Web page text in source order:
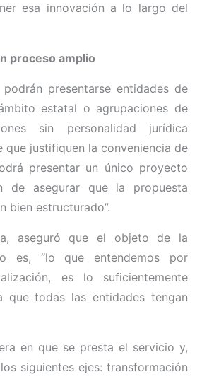
esa innovación a lo largo del
proceso amplio
presentarse entidades de
estatal o agrupaciones de
sin personalidad jurídica
que justifiquen la conveniencia de
presentar un único proyecto
asegurar que la propuesta
bien estructurado”.
aseguró que el objeto de la
es, “lo que entendemos por
es lo suficientemente
que todas las entidades tengan
en que se presta el servicio y,
siguientes ejes: transformación